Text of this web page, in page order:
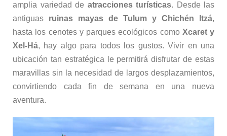
amplia variedad de atracciones turísticas. Desde las
antiguas ruinas mayas de Tulum y Chichén Itzá,
hasta los cenotes y parques ecológicos como Xcaret y
Xel-Há, hay algo para todos los gustos. Vivir en una
ubicación tan estratégica le permitirá disfrutar de estas
maravillas sin la necesidad de largos desplazamientos,
convirtiendo cada fin de semana en una nueva
aventura.